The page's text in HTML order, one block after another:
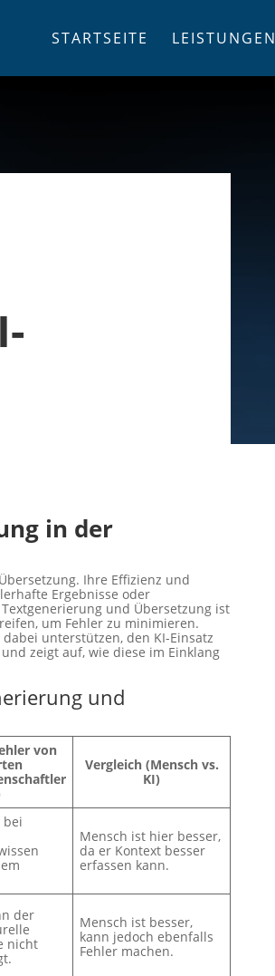
STARTSEITE LEISTUNGEN
in der
Ihre Effizienz und
Ergebnisse oder
und Übersetzung ist
um Fehler zu minimieren.
unterstützen, den KI-Einsatz
zeigt auf, wie diese im Einklang
und
von
Vergleich (Mensch vs.
KI)
bei
Mensch ist hier besser,
da er Kontext besser
erfassen kann.
der
nicht
Mensch ist besser,
kann jedoch ebenfalls
Fehler machen.